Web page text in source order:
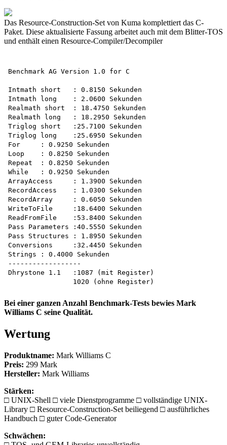
Das Resource-Construction-Set von Kuma komplettiert das C-
Paket. Diese aktualisierte Fassung arbeitet auch mit dem Blitter-TOS
und enthält einen Resource-Compiler/Decompiler
Benchmark AG Version 1.0 for C
Intmath short	: 0.8150 Sekunden
Intmath long	: 2.0600 Sekunden
Realmath short	: 18.4750 Sekunden
Realmath long	: 18.2950 Sekunden
Triglog short	:25.7100 Sekunden
Triglog long	:25.6950 Sekunden
For	: 0.9250 Sekunden
Loop	: 0.8250 Sekunden
Repeat	: 0.8250 Sekunden
While	: 0.9250 Sekunden
ArrayAccess	: 1.3900 Sekunden
RecordAccess	: 1.0300 Sekunden
RecordArray	: 0.6050 Sekunden
WriteToFile	:18.6400 Sekunden
ReadFromFile	:53.8400 Sekunden
Pass Parameters	:40.5550 Sekunden
Pass Structures	: 1.8950 Sekunden
Conversions	:32.4450 Sekunden
Strings	: 0.4000 Sekunden
------------------
Dhrystone 1.1	:1087 (mit Register)
Bei einer ganzen Anzahl Benchmark-Tests bewies Mark
Williams C seine Qualität.
Wertung
Produktname: Mark Williams C
Preis: 299 Mark
Hersteller: Mark Williams
Stärken:
□ UNIX-Shell □ viele Dienstprogramme □ vollständige UNIX-
Library □ Resource-Construction-Set beiliegend □ ausführliches
Handbuch □ guter Code-Generator
Schwächen: